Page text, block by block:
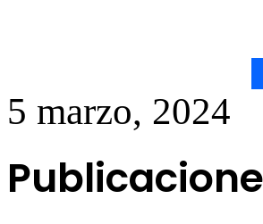
5 marzo, 2024